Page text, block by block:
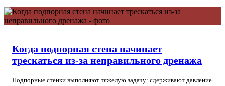
Когда подпорная стена начинает
трескаться из-за неправильного дренажа
Подпорные стенки выполняют тяжелую задачу: сдерживают давление